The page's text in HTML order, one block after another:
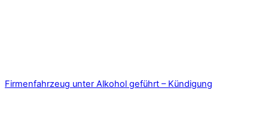
Firmenfahrzeug unter Alkohol geführt – Kündigung